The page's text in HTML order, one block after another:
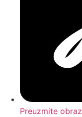
Preuzmite